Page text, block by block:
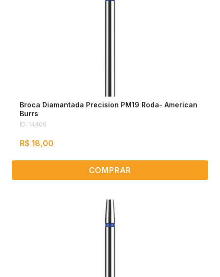
Broca Diamantada Precision PM19 Roda- American
Burrs
ID: 14406
R$ 18,00
COMPRAR